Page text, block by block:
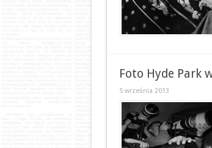
Foto Hyde Park
5 września 2013